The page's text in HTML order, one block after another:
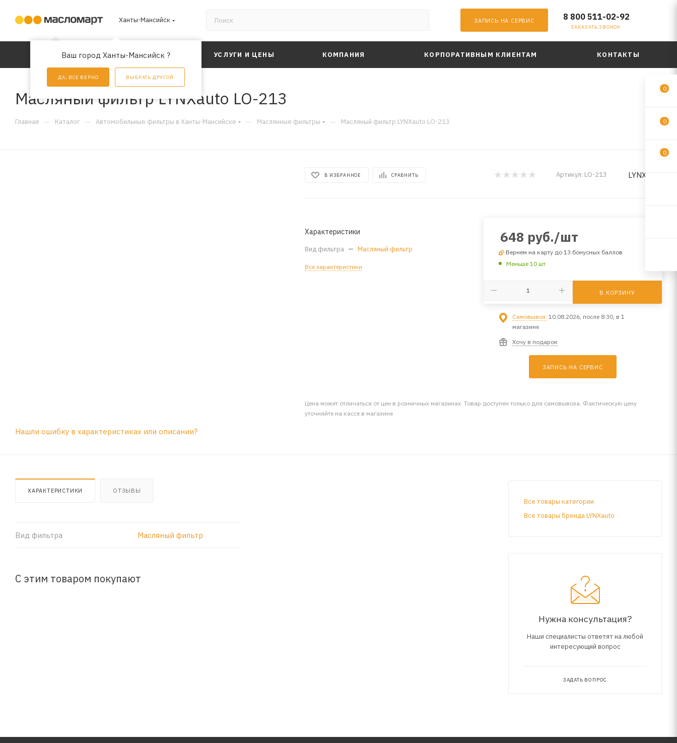
Ханты-Мансийск
Ваш город Ханты-Мансийск ?
ДА, ВСЕ ВЕРНО ВЫБРАТЬ ДРУГОЙ
ЗАПИСЬ НА СЕРВИС 8 800 511-02-92
ЗАКАЗАТЬ ЗВОНОК
КАТАЛОГ АКЦИИ УСЛУГИ И ЦЕНЫ КОМПАНИЯ КОРПОРАТИВНЫМ КЛИЕНТАМ КОНТАКТЫ
Масляный фильтр LYNXauto LO-213
Главная — Каталог — Автомобильные фильтры в Ханты-Мансийске — Маслянные фильтры — Масляный фильтр LYNXauto LO-213
В ИЗБРАННОЕ СРАВНИТЬ Артикул: LO-213 LYNXauto
Характеристики
Вид фильтра — Масляный фильтр
Все характеристики
648 руб./шт
Вернем на карту до 13 бонусных баллов
Меньше 10 шт
В КОРЗИНУ
Самовывоз: 10.08.2026, после 8:30, в 1
магазине
Хочу в подарок
ЗАПИСЬ НА СЕРВИС
Цена может отличаться от цен в розничных магазинах. Товар доступен только для самовывоза. Фактическую цену
уточняйте на кассе в магазине
Нашли ошибку в характеристиках или описании?
ХАРАКТЕРИСТИКИ ОТЗЫВЫ
Вид фильтра Масляный фильтр
С этим товаром покупают
Все товары категории
Все товары бренда LYNXauto
Нужна консультация?
Наши специалисты ответят на любой
интересующий вопрос
ЗАДАТЬ ВОПРОС
0
0
0